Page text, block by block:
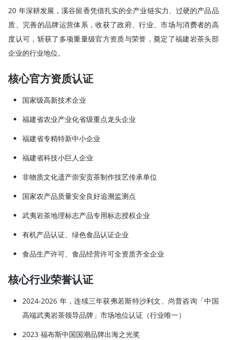
20 年深耕发展，溪谷留香凭借扎实的全产业链实力、过硬的产品品
质、完善的品牌运营体系，收获了政府、行业、市场与消费者的高
度认可，斩获了多项重量级官方资质与荣誉，奠定了福建岩茶头部
企业的行业地位。
核心官方资质认证
国家级高新技术企业
福建省农业产业化省级重点龙头企业
福建省专精特新中小企业
福建省科技小巨人企业
非物质文化遗产崇安贡茶制作技艺传承单位
国家农产品质量安全良好追溯监测点
武夷岩茶地理标志产品专用标志授权企业
有机产品认证、绿色食品认证企业
食品生产许可、食品经营许可全资质齐全企业
核心行业荣誉认证
2024-2026 年，连续三年获弗若斯特沙利文、尚普咨询「中国
高端武夷岩茶领导品牌」市场地位认证（行业唯一）
2023 福布斯中国国潮品牌出海之光奖